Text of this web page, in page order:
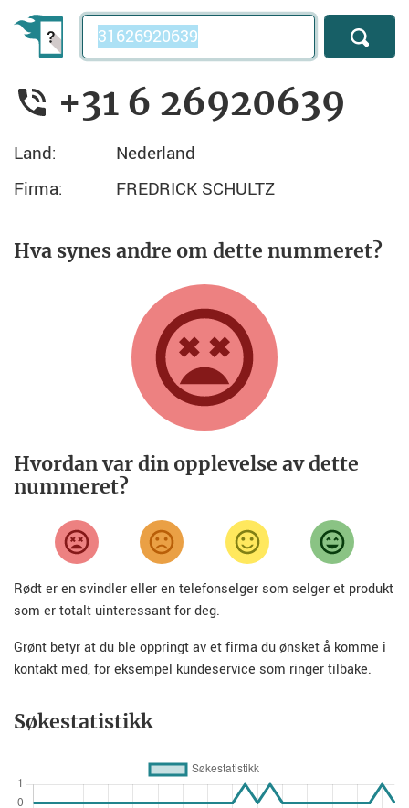
Telefonnummer
+31 6 26920639
Land:
Nederland
Firma:
FREDRICK SCHULTZ
Hva synes andre om dette nummeret?
Hvordan var din opplevelse av dette
nummeret?
Rødt er en svindler eller en telefonselger som selger et produkt
som er totalt uinteressant for deg.
Grønt betyr at du ble oppringt av et firma du ønsket å komme i
kontakt med, for eksempel kundeservice som ringer tilbake.
Søkestatistikk